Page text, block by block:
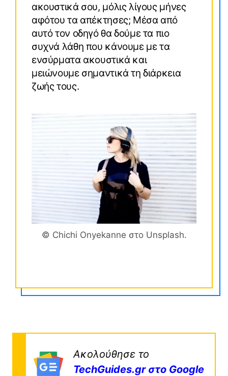
ακουστικά σου, μόλις λίγους μήνες
αφότου τα απέκτησες; Μέσα από
αυτό τον οδηγό θα δούμε τα πιο
συχνά λάθη που κάνουμε με τα
ενσύρματα ακουστικά και
μειώνουμε σημαντικά τη διάρκεια
ζωής τους.
© Chichi Onyekanne στο Unsplash.
Ακολούθησε το
TechGuides.gr στο Google